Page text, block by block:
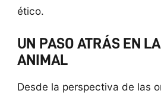
ético.
UN PASO ATRÁS EN
ANIMAL
Desde la perspectiva de las